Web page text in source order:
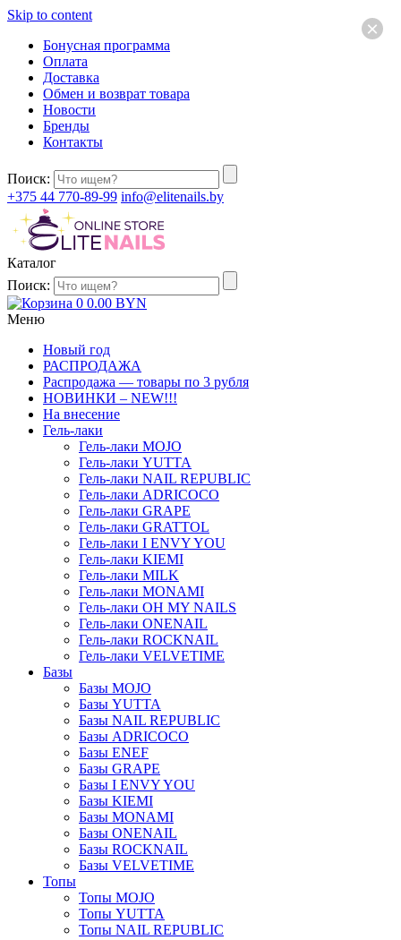
Skip to content
Бонусная программа
Оплата
Доставка
Обмен и возврат товара
Новости
Бренды
Контакты
Поиск:
+375 44 770-89-99 info@elitenails.by
Каталог
Поиск:
0 0.00 BYN
Меню
Новый год
РАСПРОДАЖА
Распродажа — товары по 3 рубля
НОВИНКИ – NEW!!!
На внесение
Гель-лаки
Гель-лаки MOJO
Гель-лаки YUTTA
Гель-лаки NAIL REPUBLIC
Гель-лаки ADRICOCO
Гель-лаки GRAPE
Гель-лаки GRATTOL
Гель-лаки I ENVY YOU
Гель-лаки KIEMI
Гель-лаки MILK
Гель-лаки MONAMI
Гель-лаки OH MY NAILS
Гель-лаки ONENAIL
Гель-лаки ROCKNAIL
Гель-лаки VELVETIME
Базы
Базы MOJO
Базы YUTTA
Базы NAIL REPUBLIC
Базы ADRICOCO
Базы ENEF
Базы GRAPE
Базы I ENVY YOU
Базы KIEMI
Базы MONAMI
Базы ONENAIL
Базы ROCKNAIL
Базы VELVETIME
Топы
Топы MOJO
Топы YUTTA
Топы NAIL REPUBLIC
×